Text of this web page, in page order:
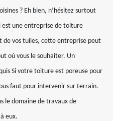
? Eh bien, n’hésitez surtout
est une entreprise de toiture
de vos tuiles, cette entreprise peut
où vous le souhaiter. Un
Si votre toiture est poreuse pour
faut pour intervenir sur terrain.
le domaine de travaux de
eux.